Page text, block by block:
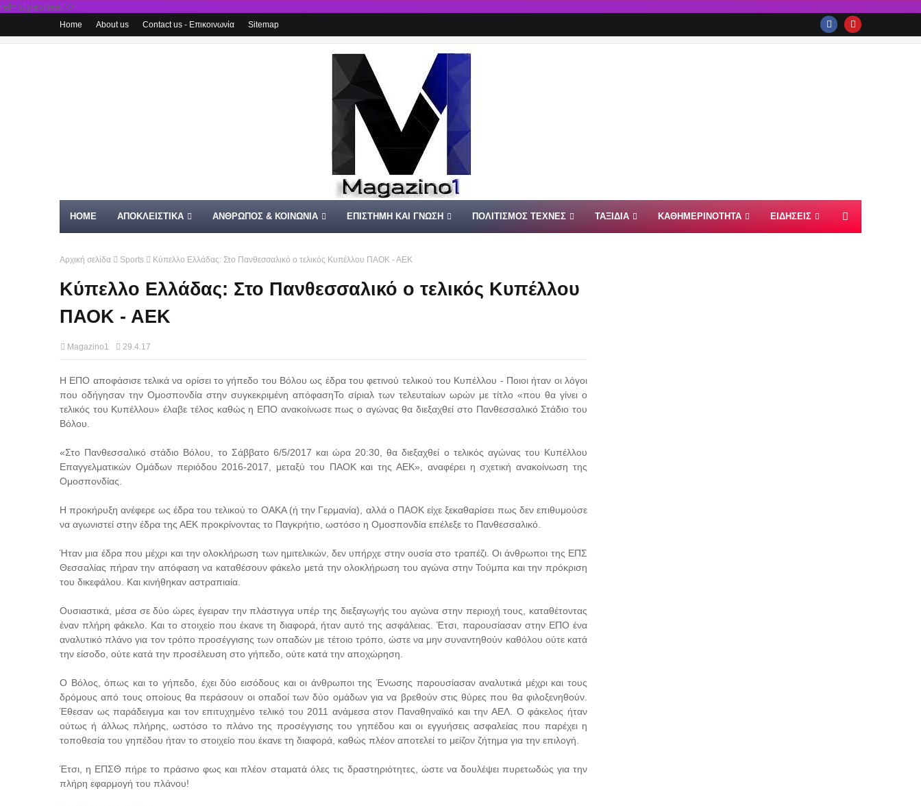
rel='stylesheet'/>
Home About us Contact us - Επικοινωνία Sitemap
HOME ΑΠΟΚΛΕΙΣΤΙΚΑ ΑΝΘΡΩΠΟΣ & ΚΟΙΝΩΝΙΑ ΕΠΙΣΤΗΜΗ ΚΑΙ ΓΝΩΣΗ ΠΟΛΙΤΙΣΜΟΣ ΤΕΧΝΕΣ ΤΑΞΙΔΙΑ ΚΑΘΗΜΕΡΙΝΟΤΗΤΑ ΕΙΔΗΣΕΙΣ
Αρχική σελίδα Sports Κύπελλο Ελλάδας: Στο Πανθεσσαλικό ο τελικός Κυπέλλου ΠΑΟΚ - ΑΕΚ
Κύπελλο Ελλάδας: Στο Πανθεσσαλικό ο τελικός Κυπέλλου
ΠΑΟΚ - ΑΕΚ
Magazino1 29.4.17
Η ΕΠΟ αποφάσισε τελικά να ορίσει το γήπεδο του Βόλου ως έδρα του φετινού τελικού του Κυπέλλου - Ποιοι ήταν οι λόγοι
που οδήγησαν την Ομοσπονδία στην συγκεκριμένη απόφασηΤο σίριαλ των τελευταίων ωρών με τίτλο «που θα γίνει ο
τελικός του Κυπέλλου» έλαβε τέλος καθώς η ΕΠΟ ανακοίνωσε πως ο αγώνας θα διεξαχθεί στο Πανθεσσαλικό Στάδιο του
Βόλου.
«Στο Πανθεσσαλικό στάδιο Βόλου, το Σάββατο 6/5/2017 και ώρα 20:30, θα διεξαχθεί ο τελικός αγώνας του Κυπέλλου
Επαγγελματικών Ομάδων περιόδου 2016-2017, μεταξύ του ΠΑΟΚ και της ΑΕΚ», αναφέρει η σχετική ανακοίνωση της
Ομοσπονδίας.
Η προκήρυξη ανέφερε ως έδρα του τελικού το ΟΑΚΑ (ή την Γερμανία), αλλά ο ΠΑΟΚ είχε ξεκαθαρίσει πως δεν επιθυμούσε
να αγωνιστεί στην έδρα της ΑΕΚ προκρίνοντας το Παγκρήτιο, ωστόσο η Ομοσπονδία επέλεξε το Πανθεσσαλικό.
Ήταν μια έδρα που μέχρι και την ολοκλήρωση των ημιτελικών, δεν υπήρχε στην ουσία στο τραπέζι. Οι άνθρωποι της ΕΠΣ
Θεσσαλίας πήραν την απόφαση να καταθέσουν φάκελο μετά την ολοκλήρωση του αγώνα στην Τούμπα και την πρόκριση
του δικεφάλου. Και κινήθηκαν αστραπιαία.
Ουσιαστικά, μέσα σε δύο ώρες έγειραν την πλάστιγγα υπέρ της διεξαγωγής του αγώνα στην περιοχή τους, καταθέτοντας
έναν πλήρη φάκελο. Και το στοιχείο που έκανε τη διαφορά, ήταν αυτό της ασφάλειας. Έτσι, παρουσίασαν στην ΕΠΟ ένα
αναλυτικό πλάνο για τον τρόπο προσέγγισης των οπαδών με τέτοιο τρόπο, ώστε να μην συναντηθούν καθόλου ούτε κατά
την είσοδο, ούτε κατά την προσέλευση στο γήπεδο, ούτε κατά την αποχώρηση.
Ο Βόλος, όπως και το γήπεδο, έχει δύο εισόδους και οι άνθρωποι της Ένωσης παρουσίασαν αναλυτικά μέχρι και τους
δρόμους από τους οποίους θα περάσουν οι οπαδοί των δύο ομάδων για να βρεθούν στις θύρες που θα φιλοξενηθούν.
Έθεσαν ως παράδειγμα και τον επιτυχημένο τελικό του 2011 ανάμεσα στον Παναθηναϊκό και την ΑΕΛ. Ο φάκελος ήταν
ούτως ή άλλως πλήρης, ωστόσο το πλάνο της προσέγγισης του γηπέδου και οι εγγυήσεις ασφαλείας που παρέχει η
τοποθεσία του γηπέδου ήταν το στοιχείο που έκανε τη διαφορά, καθώς πλέον αποτελεί το μείζον ζήτημα για την επιλογή.
Έτσι, η ΕΠΣΘ πήρε το πράσινο φως και πλέον σταματά όλες τις δραστηριότητες, ώστε να δουλέψει πυρετωδώς για την
πλήρη εφαρμογή του πλάνου!